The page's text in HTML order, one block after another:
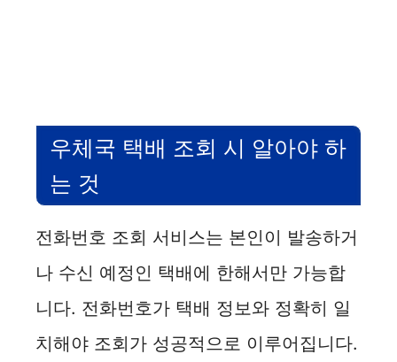
우체국 택배 조회 시 알아야 하
는 것
전화번호 조회 서비스는 본인이 발송하거
나 수신 예정인 택배에 한해서만 가능합
니다. 전화번호가 택배 정보와 정확히 일
치해야 조회가 성공적으로 이루어집니다.